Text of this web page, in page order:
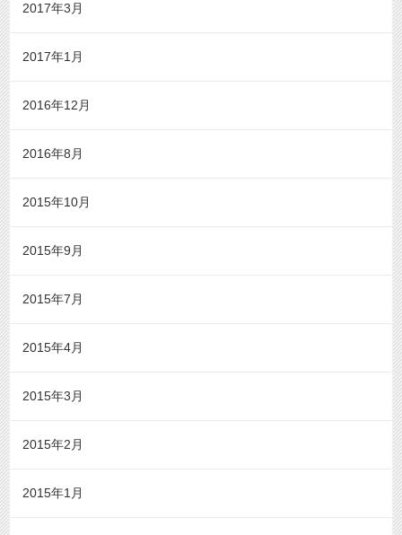
2017年3月
2017年1月
2016年12月
2016年8月
2015年10月
2015年9月
2015年7月
2015年4月
2015年3月
2015年2月
2015年1月